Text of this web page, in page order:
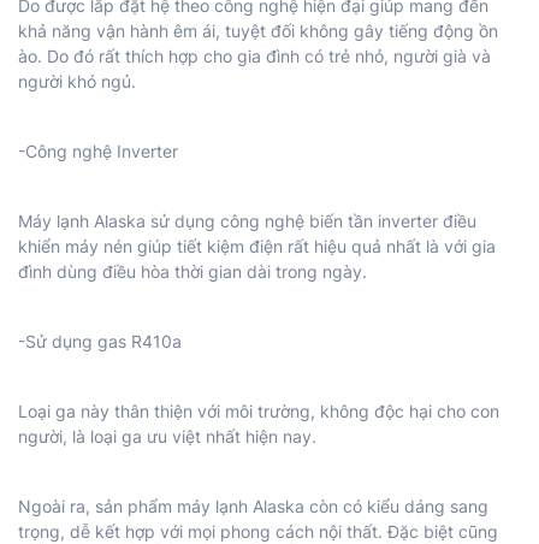
Do được lắp đặt hệ theo công nghệ hiện đại giúp mang đến
khả năng vận hành êm ái, tuyệt đối không gây tiếng động ồn
ào. Do đó rất thích hợp cho gia đình có trẻ nhỏ, người già và
người khó ngủ.
-Công nghệ Inverter
Máy lạnh Alaska sử dụng công nghệ biến tần inverter điều
khiển máy nén giúp tiết kiệm điện rất hiệu quả nhất là với gia
đình dùng điều hòa thời gian dài trong ngày.
-Sử dụng gas R410a
Loại ga này thân thiện với môi trường, không độc hại cho con
người, là loại ga ưu việt nhất hiện nay.
Ngoài ra, sản phẩm máy lạnh Alaska còn có kiểu dáng sang
trọng, dễ kết hợp với mọi phong cách nội thất. Đặc biệt cũng